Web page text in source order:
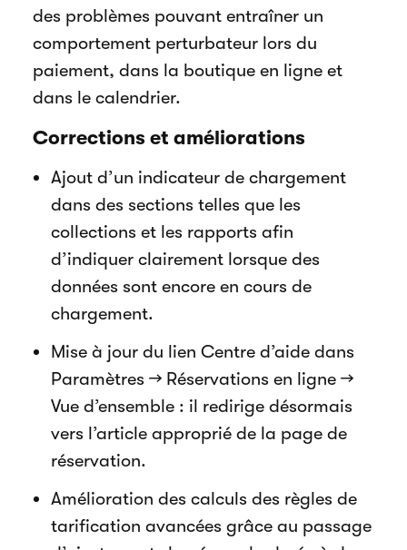
des problèmes pouvant entraîner un
comportement perturbateur lors du
paiement, dans la boutique en ligne et
dans le calendrier.
Corrections et améliorations
Ajout d’un indicateur de chargement
dans des sections telles que les
collections et les rapports afin
d’indiquer clairement lorsque des
données sont encore en cours de
chargement.
Mise à jour du lien Centre d’aide dans
Paramètres → Réservations en ligne →
Vue d’ensemble : il redirige désormais
vers l’article approprié de la page de
réservation.
Amélioration des calculs des règles de
tarification avancées grâce au passage